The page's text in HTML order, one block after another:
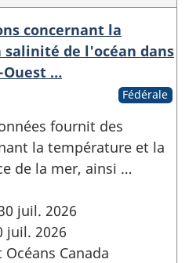
concernant la
de l'océan dans
…
Fédérale
fournit des
la température et la
de la mer, ainsi …
juil. 2026
juil. 2026
Océans Canada